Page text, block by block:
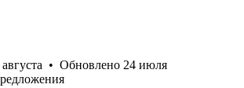
августа • Обновлено 24 июля